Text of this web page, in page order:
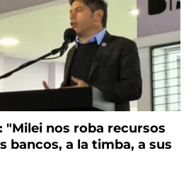
"Milei nos roba recursos
bancos, a la timba, a sus